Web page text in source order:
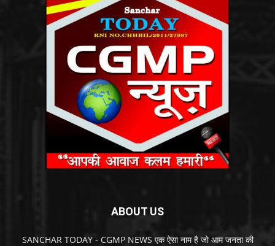
ABOUT US
SANCHAR TODAY - CGMP NEWS एक ऐसा नाम है जो आम जनता की